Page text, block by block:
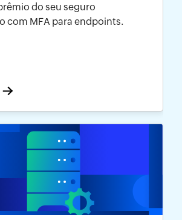
do seu seguro
com MFA para endpoints.